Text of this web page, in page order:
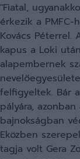
"Fiatal,
érkezik a
Kovács
kapus a Loki
alapembernek
felfigyeltek. Bár
pályára,
bajnokságban
Eközben
tagja volt Gera